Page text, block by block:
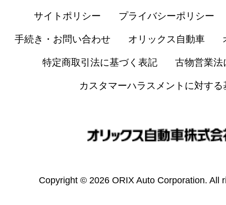
サイトポリシー プライバシーポリシー
手続き・お問い合わせ オリックス自動車
特定商取引法に基づく表記 古物営業法
カスタマーハラスメントに対する
Copyright © 2026 ORIX Auto Corporation. All